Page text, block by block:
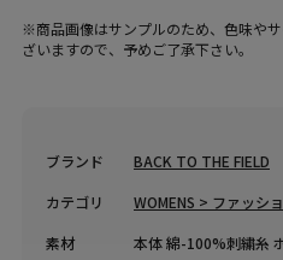
※商品画像はサンプルのため、色味や
ざいますので、予めご了承下さい。
ブランド
BACK TO THE FIELD
カテゴリ
WOMENS > ファッシ
素材
本体 綿-100%刺繍糸